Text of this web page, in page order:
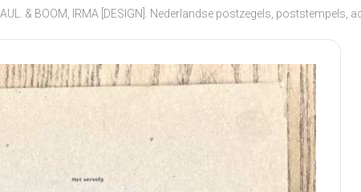
& BOOM, IRMA [DESIGN]. Nederlandse postzegels,